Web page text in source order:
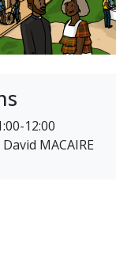
12:00
MACAIRE